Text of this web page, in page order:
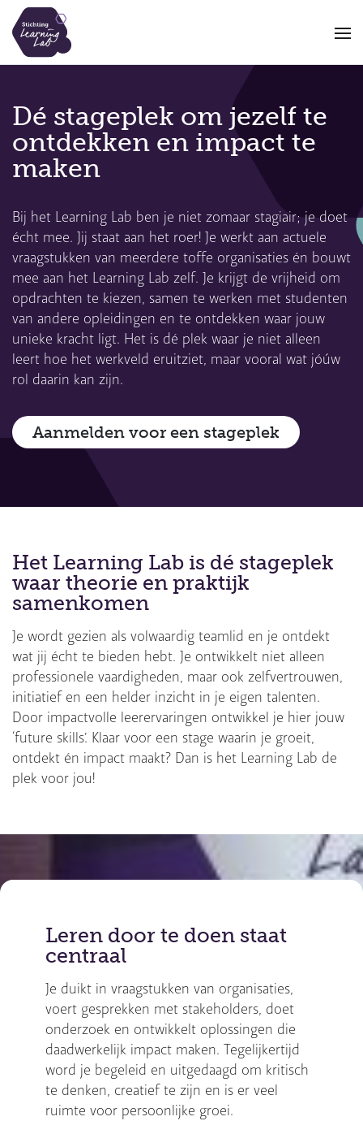
Overslaan
en
naar
de
gaan
Dé stageplek om jezelf te
ontdekken en impact te
maken
Bij het Learning Lab ben je niet zomaar stagiair; je doet
écht mee. Jij staat aan het roer! Je werkt aan actuele
vraagstukken van meerdere toffe organisaties én bouwt
mee aan het Learning Lab zelf. Je krijgt de vrijheid om
opdrachten te kiezen, samen te werken met studenten
van andere opleidingen en te ontdekken waar jouw
unieke kracht ligt. Het is dé plek waar je niet alleen
leert hoe het werkveld eruitziet, maar vooral wat jóúw
rol daarin kan zijn.
Aanmelden voor een stageplek
Het Learning Lab is dé stageplek
waar theorie en praktijk
samenkomen
Je wordt gezien als volwaardig teamlid en je ontdekt
wat jij écht te bieden hebt. Je ontwikkelt niet alleen
professionele vaardigheden, maar ook zelfvertrouwen,
initiatief en een helder inzicht in je eigen talenten.
Door impactvolle leerervaringen ontwikkel je hier jouw
‘future skills’. Klaar voor een stage waarin je groeit,
ontdekt én impact maakt? Dan is het Learning Lab de
plek voor jou!
Leren door te doen staat
centraal
Je duikt in vraagstukken van organisaties,
voert gesprekken met stakeholders, doet
onderzoek en ontwikkelt oplossingen die
daadwerkelijk impact maken. Tegelijkertijd
word je begeleid en uitgedaagd om kritisch
te denken, creatief te zijn en is er veel
ruimte voor persoonlijke groei.